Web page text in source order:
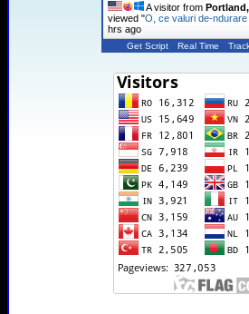
A visitor from
viewed "O, ce valuri de-ndurare
hrs ago
Get Script Real Time